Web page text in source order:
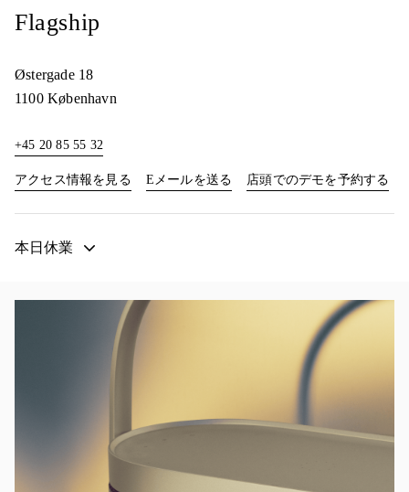
Flagship
Østergade 18
1100 København
+45 20 85 55 32
アクセス情報を見る Link Opens in New Tab
Eメールを送る 店頭でのデモを予約する
本日休業